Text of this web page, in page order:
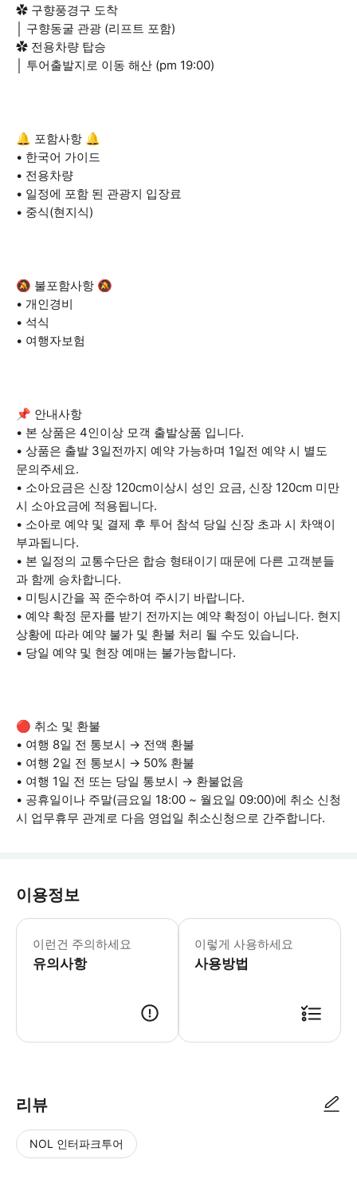
✿ 구향풍경구 도착
│ 구향동굴 관광 (리프트 포함)
✿ 전용차량 탑승
│ 투어출발지로 이동 해산 (pm 19:00)
🔔 포함사항 🔔
• 한국어 가이드
• 전용차량
• 일정에 포함 된 관광지 입장료
• 중식(현지식)
🔕 불포함사항 🔕
• 개인경비
• 석식
• 여행자보험
📌 안내사항
• 본 상품은 4인이상 모객 출발상품 입니다.
• 상품은 출발 3일전까지 예약 가능하며 1일전 예약 시 별도
문의주세요.
• 소아요금은 신장 120cm이상시 성인 요금, 신장 120cm 미만
시 소아요금에 적용됩니다.
• 소아로 예약 및 결제 후 투어 참석 당일 신장 초과 시 차액이
부과됩니다.
• 본 일정의 교통수단은 합승 형태이기 때문에 다른 고객분들
과 함께 승차합니다.
• 미팅시간을 꼭 준수하여 주시기 바랍니다.
• 예약 확정 문자를 받기 전까지는 예약 확정이 아닙니다. 현지
상황에 따라 예약 불가 및 환불 처리 될 수도 있습니다.
• 당일 예약 및 현장 예매는 불가능합니다.
🔴 취소 및 환불
• 여행 8일 전 통보시 → 전액 환불
• 여행 2일 전 통보시 → 50% 환불
• 여행 1일 전 또는 당일 통보시 → 환불없음
• 공휴일이나 주말(금요일 18:00 ~ 월요일 09:00)에 취소 신청
시 업무휴무 관계로 다음 영업일 취소신청으로 간주합니다.
이용정보
이런건 주의하세요
유의사항
• 본 상품은 4인이상 모객 출발상품
이렇게 사용하세요
사용방법
리뷰
NOL 인터파크투어